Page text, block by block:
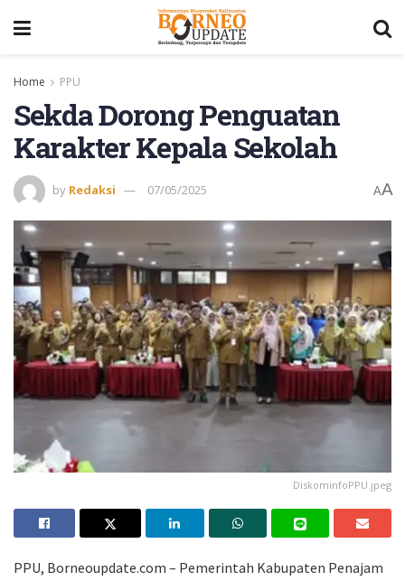
Home PPU
Sekda Dorong Penguatan
Karakter Kepala Sekolah
by Redaksi 07/05/2025 AA
DiskominfoPPU.jpeg
PPU, Borneoupdate.com – Pemerintah Kabupaten Penajam